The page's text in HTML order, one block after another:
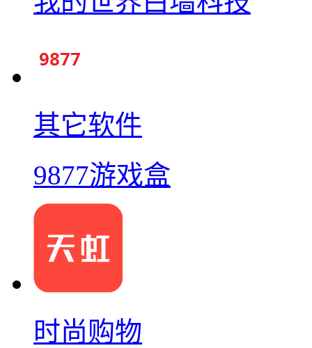
其它软件
9877游戏盒
时尚购物